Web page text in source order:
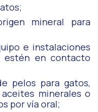
mineral para
e instalaciones
estén en contacto
pelos para gatos,
minerales o
por vía oral;